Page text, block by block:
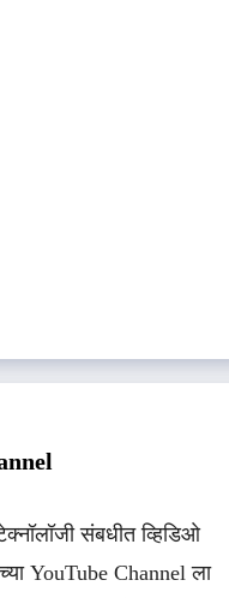
संबधीत व्हिडिओ
YouTube Channel ला